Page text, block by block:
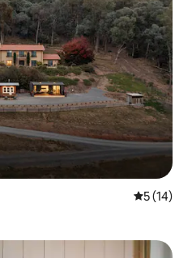
5 (14)